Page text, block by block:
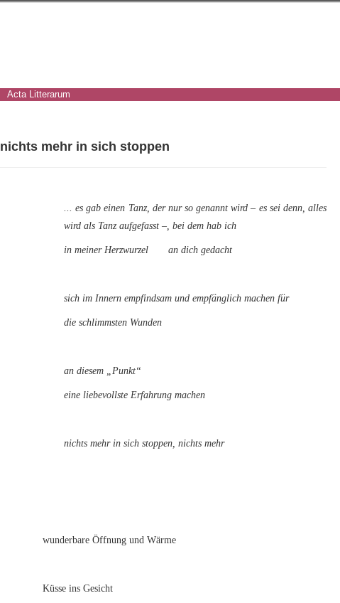
Acta Litterarum
nichts mehr in sich stoppen
... es gab einen Tanz, der nur so genannt wird – es sei denn, alles
wird als Tanz aufgefasst –, bei dem hab ich
in meiner Herzwurzel an dich gedacht
sich im Innern empfindsam und empfänglich machen für
die schlimmsten Wunden
an diesem „Punkt“
eine liebevollste Erfahrung machen
nichts mehr in sich stoppen, nichts mehr
wunderbare Öffnung und Wärme
Küsse ins Gesicht